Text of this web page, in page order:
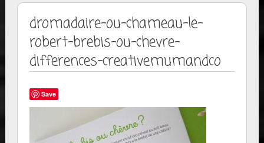
dromadaire-ou-chameau-le-
robert-brebis-ou-chevre-
differences-creativemumandco
Save